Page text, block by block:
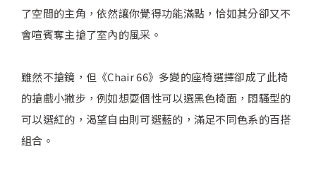
了空間的主角，依然讓你覺得功能滿點，恰如其分卻又不
會喧賓奪主搶了室內的風采。
雖然不搶鏡，但《Chair 66》多變的座椅選擇卻成了此椅
的搶戲小撇步，例如想耍個性可以選黑色椅面，悶騷型的
可以選紅的，渴望自由則可選藍的，滿足不同色系的百搭
組合。